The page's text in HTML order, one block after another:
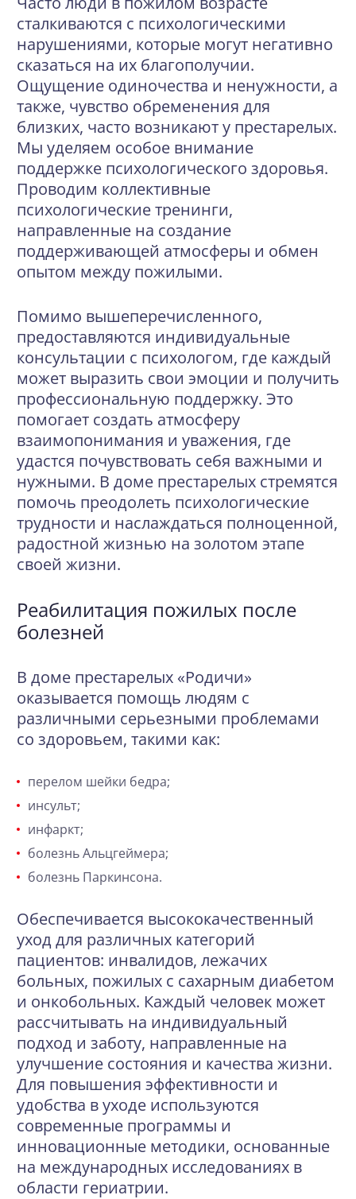
сталкиваются с психологическими
нарушениями, которые могут негативно
сказаться на их благополучии.
Ощущение одиночества и ненужности, а
также, чувство обременения для
близких, часто возникают у престарелых.
Мы уделяем особое внимание
поддержке психологического здоровья.
Проводим коллективные
психологические тренинги,
направленные на создание
поддерживающей атмосферы и обмен
опытом между пожилыми.
Помимо вышеперечисленного,
предоставляются индивидуальные
консультации с психологом, где каждый
может выразить свои эмоции и получить
профессиональную поддержку. Это
помогает создать атмосферу
взаимопонимания и уважения, где
удастся почувствовать себя важными и
нужными. В доме престарелых стремятся
помочь преодолеть психологические
трудности и наслаждаться полноценной,
радостной жизнью на золотом этапе
своей жизни.
Реабилитация пожилых после
болезней
В доме престарелых «Родичи»
оказывается помощь людям с
различными серьезными проблемами
со здоровьем, такими как:
перелом шейки бедра;
инсульт;
инфаркт;
болезнь Альцгеймера;
болезнь Паркинсона.
Обеспечивается высококачественный
уход для различных категорий
пациентов: инвалидов, лежачих
больных, пожилых с сахарным диабетом
и онкобольных. Каждый человек может
рассчитывать на индивидуальный
подход и заботу, направленные на
улучшение состояния и качества жизни.
Для повышения эффективности и
удобства в уходе используются
современные программы и
инновационные методики, основанные
на международных исследованиях в
области гериатрии.